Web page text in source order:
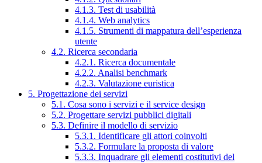
4.1.3. Test di usabilità
4.1.4. Web analytics
4.1.5. Strumenti di mappatura dell’esperienza
utente
4.2. Ricerca secondaria
4.2.1. Ricerca documentale
4.2.2. Analisi benchmark
4.2.3. Valutazione euristica
5. Progettazione dei servizi
5.1. Cosa sono i servizi e il service design
5.2. Progettare servizi pubblici digitali
5.3. Definire il modello di servizio
5.3.1. Identificare gli attori coinvolti
5.3.2. Formulare la proposta di valore
5.3.3. Inquadrare gli elementi costitutivi del